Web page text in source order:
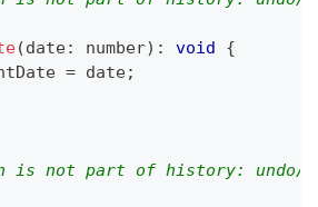
(date: number) : void
{
= date;
is not part of history: